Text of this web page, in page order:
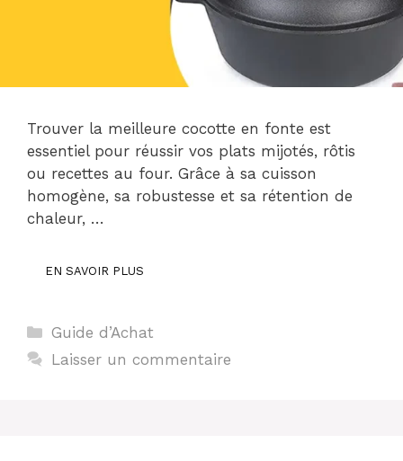
Trouver la meilleure cocotte en fonte est
essentiel pour réussir vos plats mijotés, rôtis
ou recettes au four. Grâce à sa cuisson
homogène, sa robustesse et sa rétention de
chaleur, …
EN SAVOIR PLUS
Catégories
Guide d’Achat
Laisser un commentaire